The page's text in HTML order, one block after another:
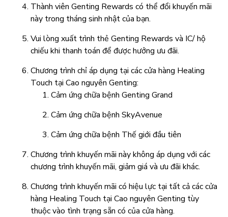
Thành viên Genting Rewards có thể đổi khuyến mãi
này trong tháng sinh nhật của bạn.
Vui lòng xuất trình thẻ Genting Rewards và IC/ hộ
chiếu khi thanh toán để được hưởng ưu đãi.
Chương trình chỉ áp dụng tại các cửa hàng Healing
Touch tại Cao nguyên Genting:
Cảm ứng chữa bệnh Genting Grand
Cảm ứng chữa bệnh SkyAvenue
Cảm ứng chữa bệnh Thế giới đầu tiên
Chương trình khuyến mãi này không áp dụng với các
chương trình khuyến mãi, giảm giá và ưu đãi khác.
Chương trình khuyến mãi có hiệu lực tại tất cả các cửa
hàng Healing Touch tại Cao nguyên Genting tùy
thuộc vào tình trạng sẵn có của cửa hàng.